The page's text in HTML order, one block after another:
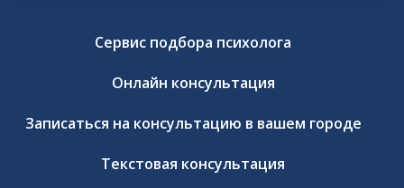
Сервис подбора психолога
Онлайн консультация
Записаться на консультацию в вашем городе
Текстовая консультация